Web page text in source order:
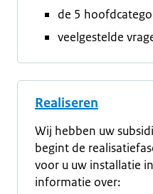
de 5
veelgestelde
Realiseren
Wij hebben uw
begint de
voor u uw installatie
informatie over: